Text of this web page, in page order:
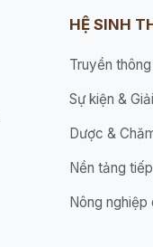
HỆ SINH
Truyền
Sự kiện &
Dược &
Nền tảng
Nông